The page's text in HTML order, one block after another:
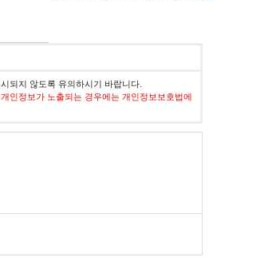
되지 않도록 유의하시기 바랍니다.
인정보가 노출되는 경우에는 개인정보보호법에